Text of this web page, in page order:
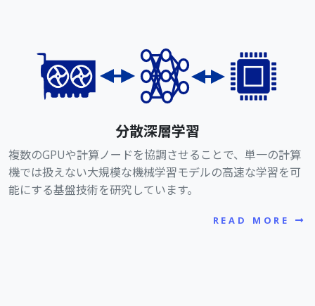
分散深層学習
複数のGPUや計算ノードを協調させることで、単一の計算
機では扱えない大規模な機械学習モデルの高速な学習を可
能にする基盤技術を研究しています。
READ MORE